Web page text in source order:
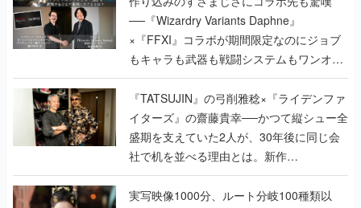
──『Wizardry Variants Daphne』
×『FFXI』コラボが期間限定なのにジョブ
もキャラも武器も戦闘システムもワンオフ
で作り込まれた理由を両ディレクターに聞
く
『TATSUJIN』の弓削雅稔×『ライデンファ
イターズ』の齋藤貴幸──かつて縦シュー全
盛期を支えていた2人が、30年後に同じ会
社で机を並べる理由とは。新作
『TATSUJIN EXTREME』で初タッグを組
んだレジェンド2人に訊く開発秘話
実写映像1000分、ルート分岐100種類以